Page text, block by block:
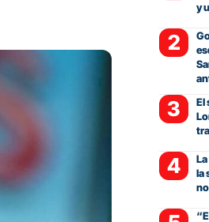
y
El
la